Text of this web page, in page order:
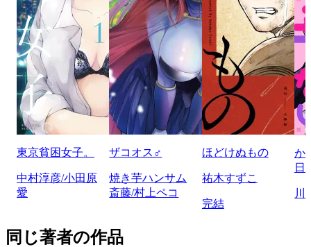
東京貧困女子。
中村淳彦/小田原
愛
ザコオス♂
焼き芋ハンサム
斎藤/村上ペコ
ほどけぬもの
祐木すずこ
完結
か
日
川
同じ著者の作品